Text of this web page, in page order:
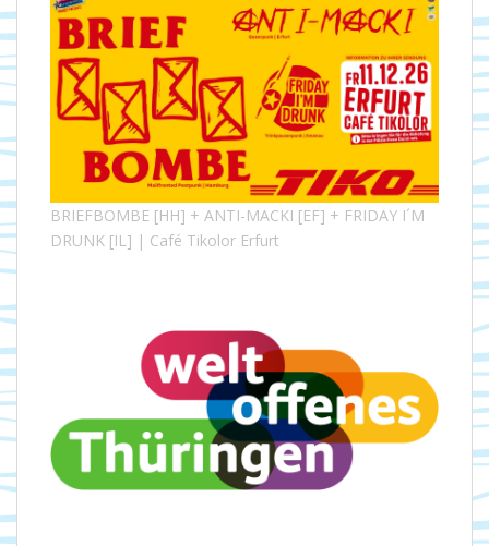
BRIEFBOMBE [HH] + ANTI-MACKI [EF] + FRIDAY I´M
DRUNK [IL] | Café Tikolor Erfurt